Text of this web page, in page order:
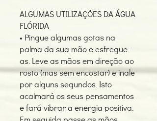
ALGUMAS UTILIZAÇÕES DA ÁGUA
FLÓRIDA
• Pingue algumas gotas na
palma da sua mão e esfregue-
as. Leve as mãos em direção ao
rosto (mas sem encostar) e inale
por alguns segundos. Isto
acalmará os seus pensamentos
e fará vibrar a energia positiva.